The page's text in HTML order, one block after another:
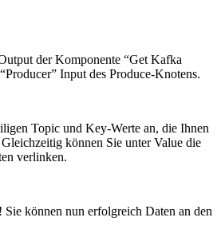
der Komponente “Get Kafka
Input des Produce-Knotens.
Topic und Key-Werte an, die Ihnen
können Sie unter Value die
verlinken.
können nun erfolgreich Daten an den